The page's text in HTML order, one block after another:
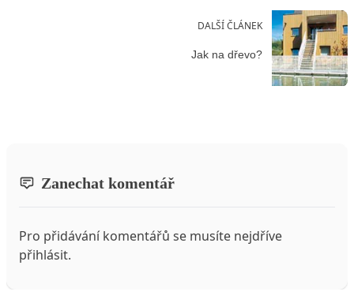
DALŠÍ ČLÁNEK
Jak na dřevo?
Zanechat komentář
Pro přidávání komentářů se musíte nejdříve
přihlásit.